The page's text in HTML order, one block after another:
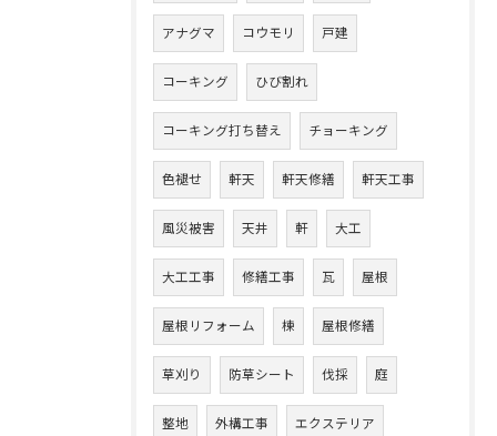
アナグマ コウモリ 戸建
コーキング ひび割れ
コーキング打ち替え チョーキング
色褪せ 軒天 軒天修繕 軒天工事
風災被害 天井 軒 大工
大工工事 修繕工事 瓦 屋根
屋根リフォーム 棟 屋根修繕
草刈り 防草シート 伐採 庭
整地 外構工事 エクステリア